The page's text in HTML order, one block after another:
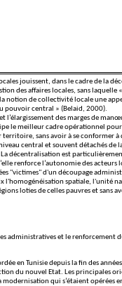
jouissent, dans le cadre de la
des affaires locales, sans laquelle «
notion de collectivité locale une
pouvoir central » (Belaid, 2000).
l’élargissement des marges de
le meilleur cadre opérationnel
sans avoir à se conformer à
central et souvent détachés de
décentralisation est
renforce l’autonomie des acteurs
"victimes" d'un découpage
l'homogénéisation spatiale, l'unité
loties de celles pauvres et sans
administratives et le renforcement
en Tunisie depuis la fin des
du nouvel Etat. Les principales
qui s’étaient opérées